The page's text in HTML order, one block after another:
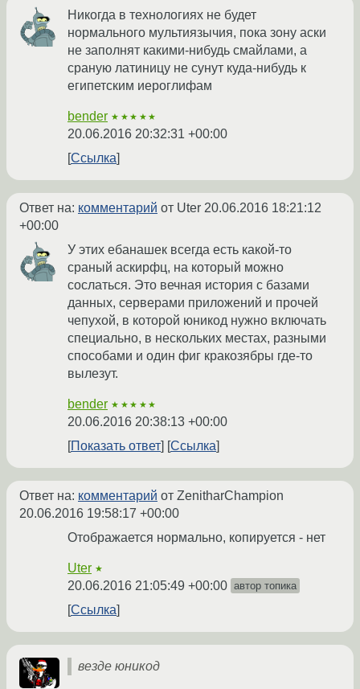
Никогда в технологиях не будет
нормального мультиязычия, пока зону аски
не заполнят какими-нибудь смайлами, а
сраную латиницу не сунут куда-нибудь к
египетским иероглифам
bender ★★★★★
20.06.2016 20:32:31 +00:00
Ссылка
Ответ на: комментарий от Uter 20.06.2016 18:21:12
+00:00
У этих ебанашек всегда есть какой-то
сраный аскирфц, на который можно
сослаться. Это вечная история с базами
данных, серверами приложений и прочей
чепухой, в которой юникод нужно включать
специально, в нескольких местах, разными
способами и один фиг кракозябры где-то
вылезут.
bender ★★★★★
20.06.2016 20:38:13 +00:00
Показать ответ
Ссылка
Ответ на: комментарий от ZenitharChampion
20.06.2016 19:58:17 +00:00
Отображается нормально, копируется - нет
Uter ★
20.06.2016 21:05:49 +00:00 автор топика
Ссылка
везде юникод